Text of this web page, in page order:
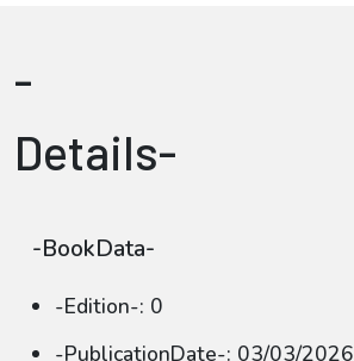
-
Details-
-BookData-
-Edition-: 0
-PublicationDate-: 03/03/2026